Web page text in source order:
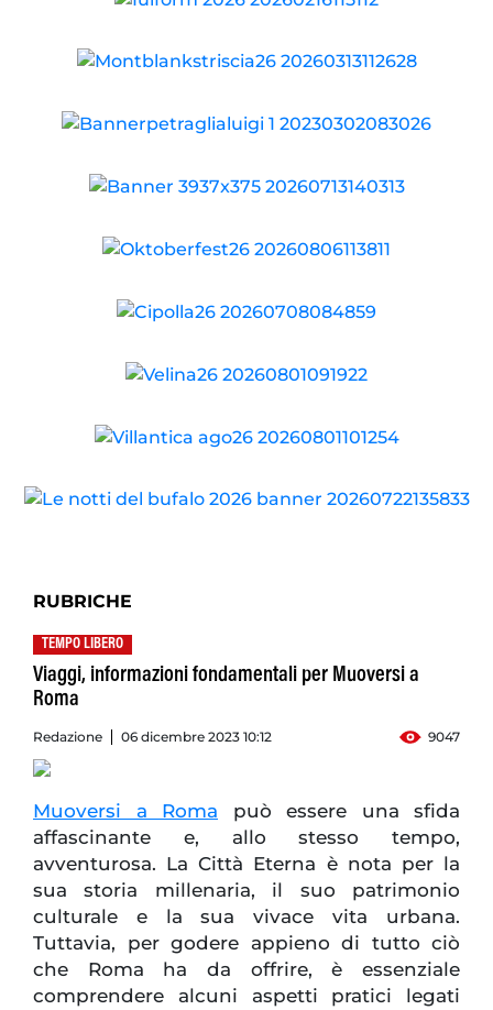
RUBRICHE
TEMPO LIBERO
Viaggi, informazioni fondamentali per Muoversi a
Roma
Redazione 06 dicembre 2023 10:12 9047
Muoversi a Roma può essere una sfida
affascinante e, allo stesso tempo,
avventurosa. La Città Eterna è nota per la
sua storia millenaria, il suo patrimonio
culturale e la sua vivace vita urbana.
Tuttavia, per godere appieno di tutto ciò
che Roma ha da offrire, è essenziale
comprendere alcuni aspetti pratici legati